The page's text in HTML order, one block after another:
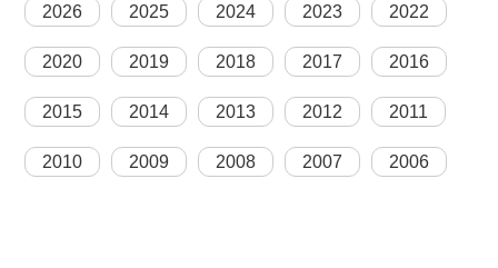
2026 2025 2024 2023 2022
2020 2019 2018 2017 2016
2015 2014 2013 2012 2011
2010 2009 2008 2007 2006